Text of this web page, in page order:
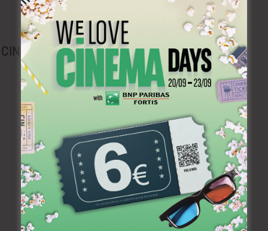
Plongez dans l’histoire du cinéma belge.
CINEJOB
Brightfish is looking for an experienced
national sales manager